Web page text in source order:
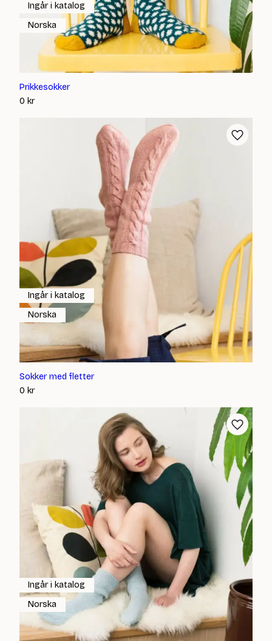
Prikkesokker
0 kr
Ingår i katalog
Norska
Sokker med fletter
0 kr
Ingår i katalog
Norska
Ingår i katalog
Norska